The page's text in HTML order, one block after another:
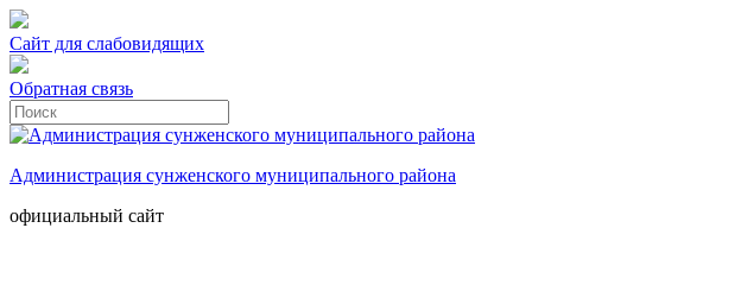
Сайт для слабовидящих
Обратная связь
Администрация сунженского муниципального района
официальный сайт